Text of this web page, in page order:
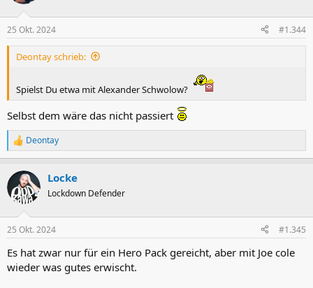
25 Okt. 2024 #1.344
Deontay schrieb:
Spielst Du etwa mit Alexander Schwolow?
Selbst dem wäre das nicht passiert
R
e
k
t
i
e
:
Deontay
Locke
Lockdown Defender
25 Okt. 2024 #1.345
Es hat zwar nur für ein Hero Pack gereicht, aber mit Joe cole
wieder was gutes erwischt.